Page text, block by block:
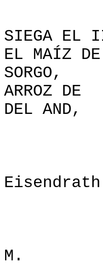
SIEGA EL
EL
SORGO,
DEL AND,
Roy
Eisendrath
M.